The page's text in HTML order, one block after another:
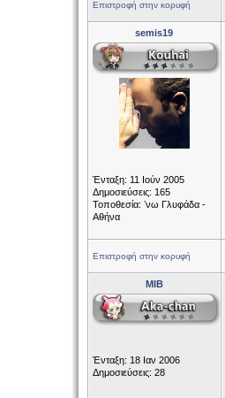
Επιστροφή στην κορυφή
semis19
Ένταξη: 11 Ιούν 2005
Δημοσιεύσεις: 165
Τοποθεσία: ʼνω Γλυφάδα -
Αθήνα
Επιστροφή στην κορυφή
MIB
Ένταξη: 18 Ιαν 2006
Δημοσιεύσεις: 28